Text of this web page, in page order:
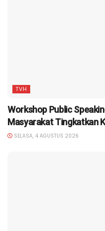
TVH
Workshop Public
Masyarakat Tingkatkan
SELASA, 4 AGUSTUS 2026